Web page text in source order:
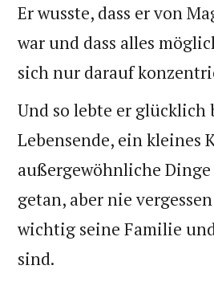
Er wusste, dass er von
war und dass alles
sich nur darauf
Und so lebte er glücklich
Lebensende, ein kleines
außergewöhnliche
getan, aber nie
wichtig seine Familie
sind.